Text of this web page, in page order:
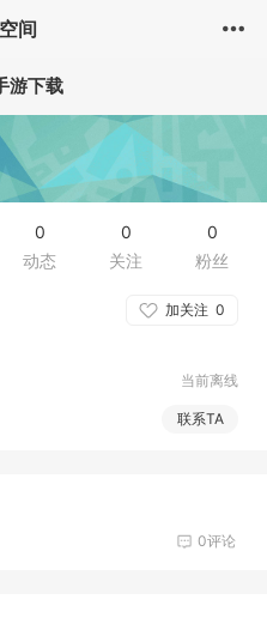
间
0
粉丝
0
关注
0
动态
加关注 0
当前离线
联系TA
游下载
0评论